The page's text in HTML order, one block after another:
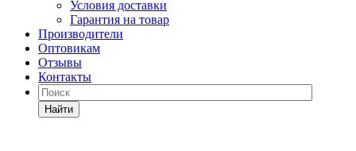
Условия доставки
Гарантия на товар
Производители
Оптовикам
Отзывы
Контакты
Найти